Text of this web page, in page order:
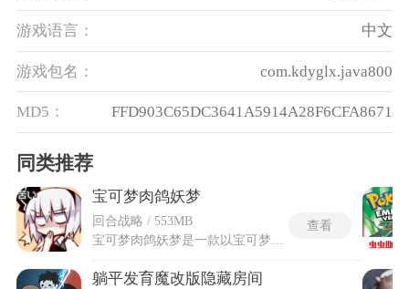
游戏语言： 中文
游戏包名： com.kdyglx.java800
MD5： FFD903C65DC3641A5914A28F6CFA8671
同类推荐
宝可梦肉鸽妖梦
回合战略 / 553MB
查看
躺平发育魔改版隐藏房间